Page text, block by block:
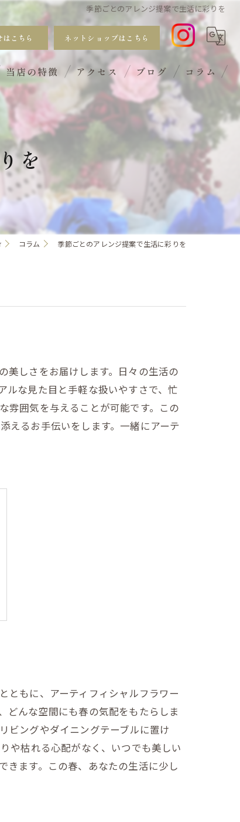
季節ごとのアレンジ提案で生活に彩りを
こちら ネットショップはこちら
当店の特徴
おしゃれ
手入れ不要
サブスク
ギフト
ワークショップ
アクセス ブログ コラム
を
コラム 季節ごとのアレンジ提案で生活に彩りを
美しさをお届けします。日々の生活の
ルな見た目と手軽な扱いやすさで、忙
雰囲気を与えることが可能です。この
えるお手伝いをします。一緒にアーテ
ともに、アーティフィシャルフラワー
どんな空間にも春の気配をもたらしま
ビングやダイニングテーブルに置け
や枯れる心配がなく、いつでも美しい
きます。この春、あなたの生活に少し